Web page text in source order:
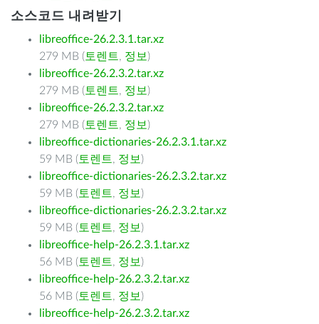
소스코드 내려받기
libreoffice-26.2.3.1.tar.xz
279 MB ( 토렌트, 정보 )
libreoffice-26.2.3.2.tar.xz
279 MB ( 토렌트, 정보 )
libreoffice-26.2.3.2.tar.xz
279 MB ( 토렌트, 정보 )
libreoffice-dictionaries-26.2.3.1.tar.xz
59 MB ( 토렌트, 정보 )
libreoffice-dictionaries-26.2.3.2.tar.xz
59 MB ( 토렌트, 정보 )
libreoffice-dictionaries-26.2.3.2.tar.xz
59 MB ( 토렌트, 정보 )
libreoffice-help-26.2.3.1.tar.xz
56 MB ( 토렌트, 정보 )
libreoffice-help-26.2.3.2.tar.xz
56 MB ( 토렌트, 정보 )
libreoffice-help-26.2.3.2.tar.xz